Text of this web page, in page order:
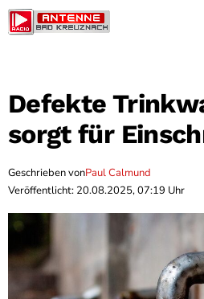
Defekte
sorgt für
Geschrieben vonPaul Calmund
Veröffentlicht: 20.08.2025, 07:19 Uhr